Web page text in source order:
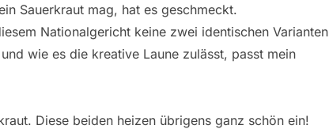
Sauerkraut mag, hat es geschmeckt.
Nationalgericht keine zwei identischen Varianten
wie es die kreative Laune zulässt, passt mein
Diese beiden heizen übrigens ganz schön ein!